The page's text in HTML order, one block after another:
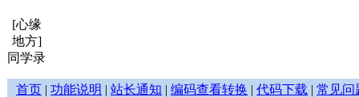
[心缘
地方]
同学录
首页 | 功能说明 | 站长通知 | 编码查看转换 | 代码下载 | 常见问